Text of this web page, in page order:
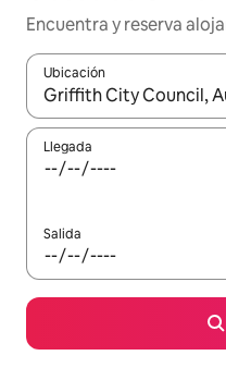
Encuentra y reserva
Ubicación
Cuando los resultados
Llegada
Salida